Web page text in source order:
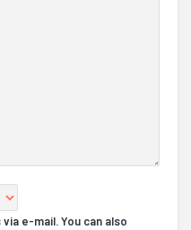
e-mail. You can also